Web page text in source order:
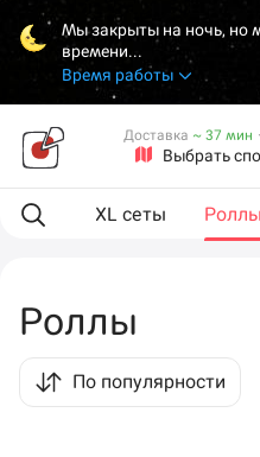
Мы закрыты на ночь, но
времени...
Время работы
Выбрать
Доставка ~ 37 мин ·
еда XL сеты Роллы
Роллы
По популярности